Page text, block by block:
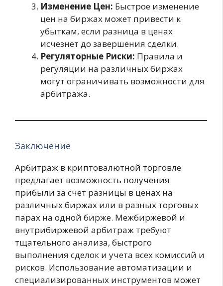
Изменение Цен: Быстрое изменение
цен на биржах может привести к
убыткам, если разница в ценах
исчезнет до завершения сделки.
Регуляторные Риски: Правила и
регуляции на различных биржах
могут ограничивать возможности для
арбитража.
Заключение
Арбитраж в криптовалютной торговле
предлагает возможность получения
прибыли за счет разницы в ценах на
различных биржах или в разных торговых
парах на одной бирже. Межбиржевой и
внутрибиржевой арбитраж требуют
тщательного анализа, быстрого
выполнения сделок и учета всех комиссий и
рисков. Использование автоматизации и
специализированных инструментов может